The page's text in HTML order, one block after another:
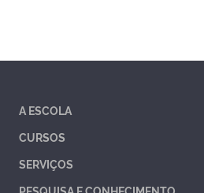
A ESCOLA
CURSOS
SERVIÇOS